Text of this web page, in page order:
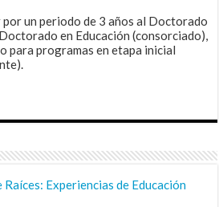
un periodo de 3 años al Doctorado
en Educación (consorciado),
para programas en etapa inicial
Experiencias de Educación